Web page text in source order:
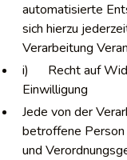
automatisierte
sich hierzu
Verarbeitung
i) Recht auf
Einwilligung
Jede von der
betroffene Person
und